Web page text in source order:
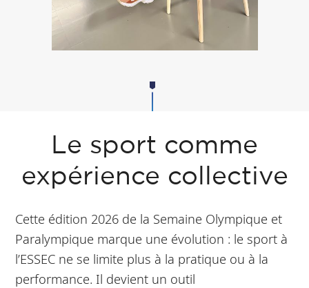
Le sport comme
expérience collective
Cette édition 2026 de la Semaine Olympique et
Paralympique marque une évolution : le sport à
l’ESSEC ne se limite plus à la pratique ou à la
performance. Il devient un outil